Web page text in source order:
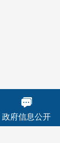
政府信息公开